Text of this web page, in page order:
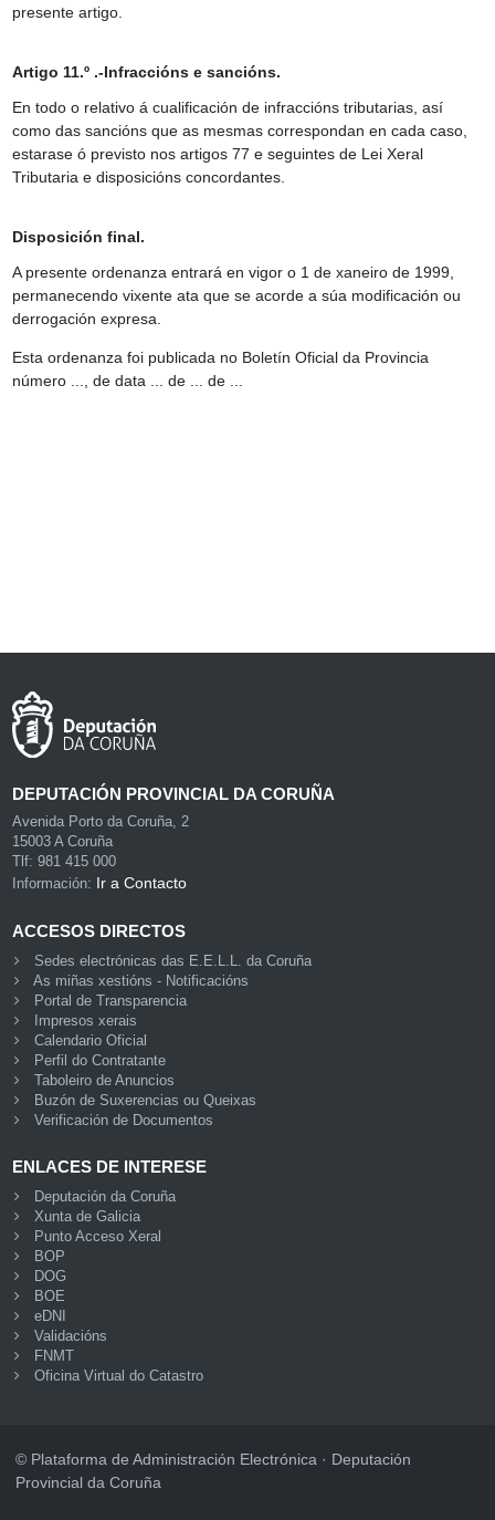
presente artigo.
Artigo 11.º .-Infraccións e sancións.
En todo o relativo á cualificación de infraccións tributarias, así
como das sancións que as mesmas correspondan en cada caso,
estarase ó previsto nos artigos 77 e seguintes de Lei Xeral
Tributaria e disposicións concordantes.
Disposición final.
A presente ordenanza entrará en vigor o 1 de xaneiro de 1999,
permanecendo vixente ata que se acorde a súa modificación ou
derrogación expresa.
Esta ordenanza foi publicada no Boletín Oficial da Provincia
número ..., de data ... de ... de ...
DEPUTACIÓN PROVINCIAL DA CORUÑA
Avenida Porto da Coruña, 2
15003 A Coruña
Tlf: 981 415 000
Información: Ir a Contacto
ACCESOS DIRECTOS
Sedes electrónicas das E.E.L.L. da Coruña
As miñas xestións - Notificacións
Portal de Transparencia
Impresos xerais
Calendario Oficial
Perfil do Contratante
Taboleiro de Anuncios
Buzón de Suxerencias ou Queixas
Verificación de Documentos
ENLACES DE INTERESE
Deputación da Coruña
Xunta de Galicia
Punto Acceso Xeral
BOP
DOG
BOE
eDNI
Validacións
FNMT
Oficina Virtual do Catastro
© Plataforma de Administración Electrónica · Deputación
Provincial da Coruña